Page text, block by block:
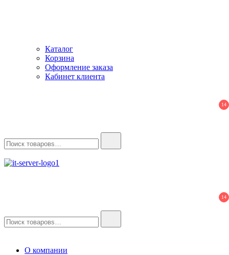
Каталог
Корзина
Оформление заказа
Кабинет клиента
14
14
О компании